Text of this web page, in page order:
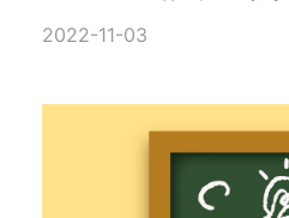
2022-11-03